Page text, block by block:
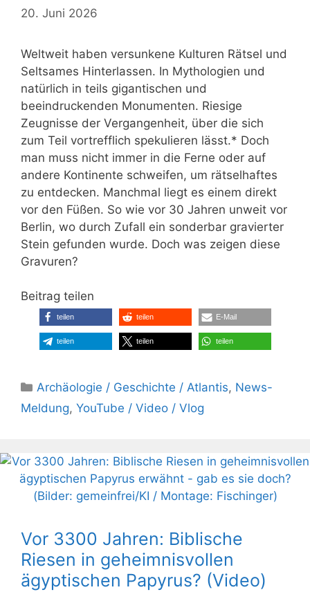
20. Juni 2026
Weltweit haben versunkene Kulturen Rätsel und
Seltsames Hinterlassen. In Mythologien und
natürlich in teils gigantischen und
beeindruckenden Monumenten. Riesige
Zeugnisse der Vergangenheit, über die sich
zum Teil vortrefflich spekulieren lässt.* Doch
man muss nicht immer in die Ferne oder auf
andere Kontinente schweifen, um rätselhaftes
zu entdecken. Manchmal liegt es einem direkt
vor den Füßen. So wie vor 30 Jahren unweit vor
Berlin, wo durch Zufall ein sonderbar gravierter
Stein gefunden wurde. Doch was zeigen diese
Gravuren?
Beitrag teilen
teilen teilen E-Mail
teilen teilen teilen
Kategorien
Archäologie / Geschichte / Atlantis, News-
Meldung, YouTube / Video / Vlog
Vor 3300 Jahren: Biblische
Riesen in geheimnisvollen
ägyptischen Papyrus? (Video)